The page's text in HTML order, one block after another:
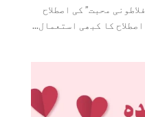
محبت” کی اصطلاح
کا کبھی استعمال...